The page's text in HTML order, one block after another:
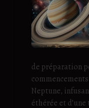
de préparation
Neptune,
éthérée et